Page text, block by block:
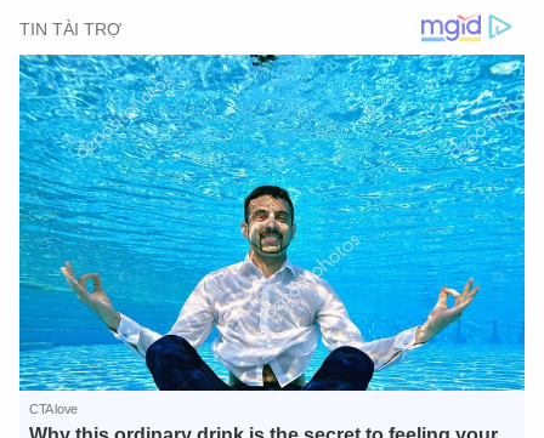
XIN CHÀO,
TÔI LÀ CHATBOT CỦA
Hãy hỏi tôi bất kỳ điều gì bạn cần biết về
An Ninh Thủ Đô nhé. Tôi sẵn sàng hỗ trợ!